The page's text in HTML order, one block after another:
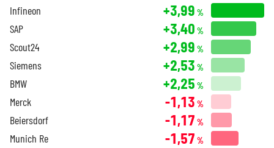
Infineon +3,99 %
SAP +3,40 %
Scout24 +2,99 %
Siemens +2,53 %
BMW +2,25 %
Merck -1,13 %
Beiersdorf -1,17 %
Munich Re -1,57 %